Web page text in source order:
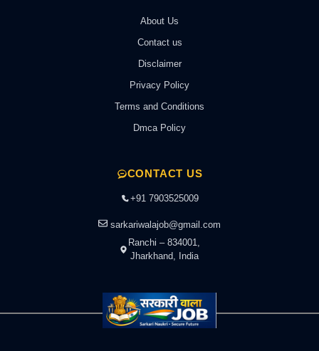
About Us
Contact us
Disclaimer
Privacy Policy
Terms and Conditions
Dmca Policy
CONTACT US
+91 7903525009
sarkariwalajob@gmail.com
Ranchi – 834001,
Jharkhand, India